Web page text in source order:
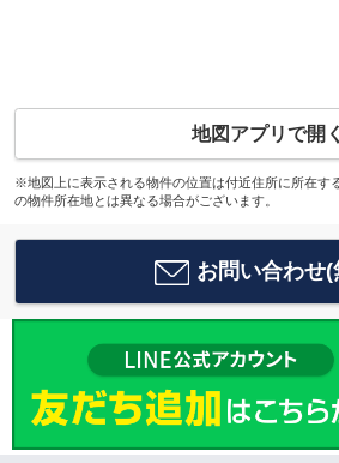
地図アプリで開く
※地図上に表示される物件の位置は付近住所に所在す
の物件所在地とは異なる場合がございます。
お問い合わせ(